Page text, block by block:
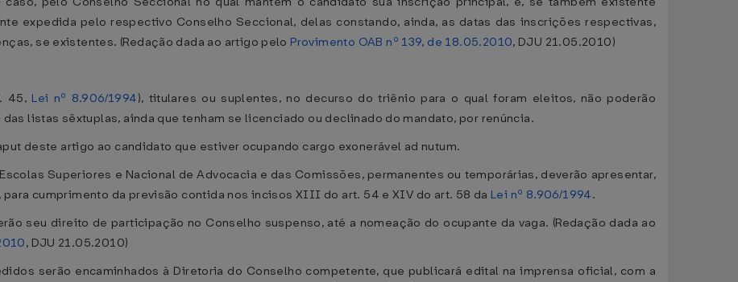
expedida pelo respectivo Conselho Seccional, delas constando, ainda, as datas das inscrições respectivas,
se existentes. (Redação dada ao artigo pelo Provimento OAB nº 139, de 18.05.2010, DJU 21.05.2010)
45, Lei nº 8.906/1994), titulares ou suplentes, no decurso do triênio para o qual foram eleitos, não poderão
listas sêxtuplas, ainda que tenham se licenciado ou declinado do mandato, por renúncia.
deste artigo ao candidato que estiver ocupando cargo exonerável ad nutum.
Superiores e Nacional de Advocacia e das Comissões, permanentes ou temporárias, deverão apresentar,
cumprimento da previsão contida nos incisos XIII do art. 54 e XIV do art. 58 da Lei nº 8.906/1994.
seu direito de participação no Conselho suspenso, até a nomeação do ocupante da vaga. (Redação dada ao
, DJU 21.05.2010)
serão encaminhados à Diretoria do Conselho competente, que publicará edital na imprensa oficial, com a